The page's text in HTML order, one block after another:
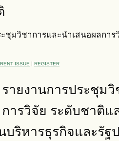
ะชุมวิชาการและนำเสนอผลกา
ISSUE | REGISTER
รายงานการประชุม
การวิจัย ระดับชาติ
บริหารธุรกิจและรัฐ